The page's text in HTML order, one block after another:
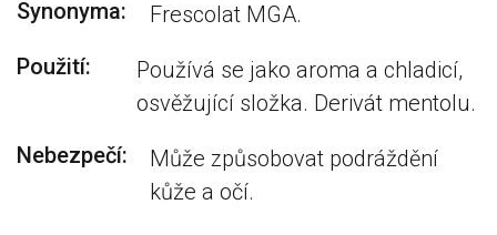
Synonyma:
Frescolat MGA.
Použití:
Používá se jako aroma a chladicí,
osvěžující složka. Derivát mentolu.
Nebezpečí:
Může způsobovat podráždění
kůže a očí.